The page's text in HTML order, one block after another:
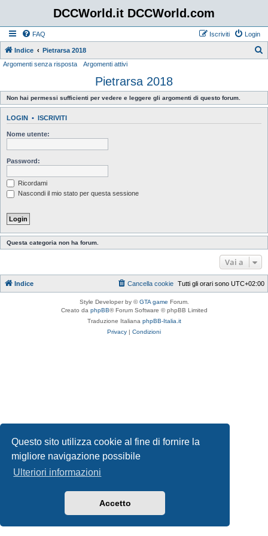
Questo sito utilizza cookie al fine di fornire la
migliore navigazione possibile
Ulteriori informazioni
Accetto
DCCWorld.it DCCWorld.com
FAQ Login
Iscriviti
Indice Pietrarsa 2018
c
a
Argomenti senza risposta Argomenti attivi
Pietrarsa 2018
Non hai permessi sufficienti per vedere e leggere gli argomenti di questo forum.
LOGIN • ISCRIVITI
Nome utente:
Password:
Ricordami
Nascondi il mio stato per questa sessione
Questa categoria non ha forum.
Vai a
Indice Tutti gli orari sono UTC+02:00
Cancella cookie
Style Developer by ©GTA game Forum.
Creato da phpBB® Forum Software © phpBB Limited
Traduzione Italiana phpBB-Italia.it
Privacy | Condizioni